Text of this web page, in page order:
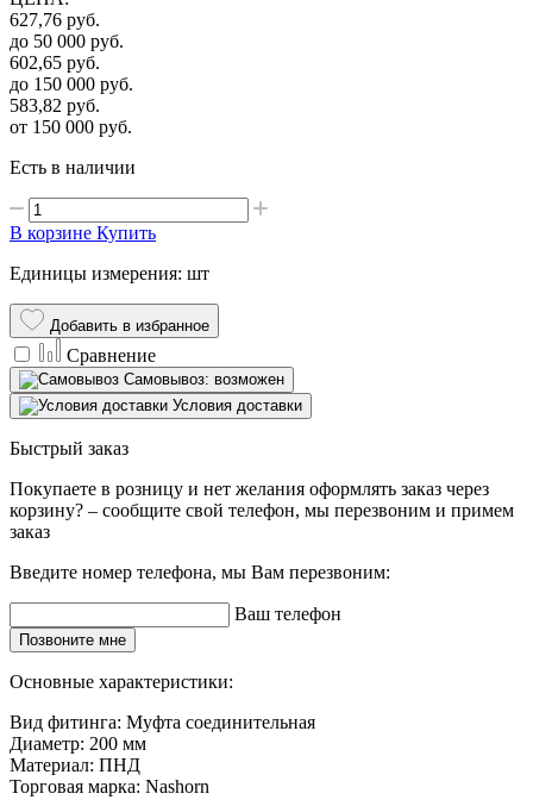
627,76 руб.
до 50 000 руб.
602,65 руб.
до 150 000 руб.
583,82 руб.
от 150 000 руб.
Есть в наличии
В корзине Купить
Единицы измерения: шт
Добавить в избранное
Сравнение
Самовывоз: возможен
Условия доставки
Быстрый заказ
Покупаете в розницу и нет желания оформлять заказ через
корзину? – сообщите свой телефон, мы перезвоним и примем
заказ
Введите номер телефона, мы Вам перезвоним:
Ваш телефон
Позвоните мне
Основные характеристики:
Вид фитинга: Муфта соединительная
Диаметр: 200 мм
Материал: ПНД
Торговая марка: Nashorn